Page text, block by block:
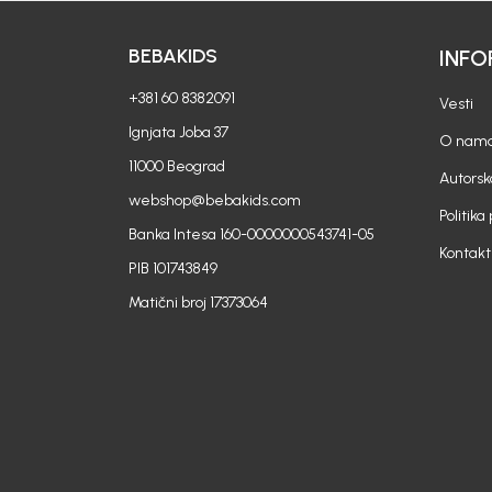
BEBAKIDS
+381 60 8382091
Ignjata Joba 37
11000 Beograd
webshop@bebakids.com
Banka Intesa 160-0000000543741-05
PIB 101743849
Matični broj 17373064
Vesti
O
Politika
Kontakt